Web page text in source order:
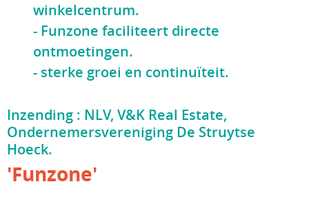
winkelcentrum.
- Funzone faciliteert directe
ontmoetingen.
- sterke groei en continuïteit.
Inzending : NLV, V&K Real Estate,
Ondernemersvereniging De Struytse
Hoeck.
'Funzone'